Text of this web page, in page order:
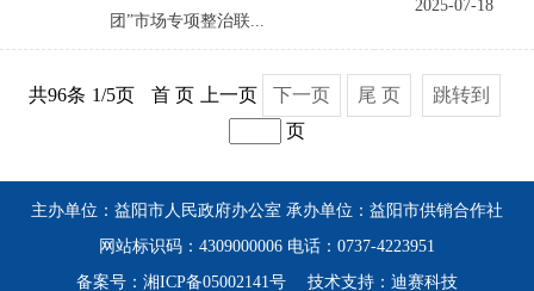
团”市场专项整治联...
2025-07-18
共96条 1/5页 首 页 上一页 下一页 尾 页
跳转到
页
主办单位：益阳市人民政府办公室 承办单位：益阳市供销合作社
网站标识码：4309000006 电话：0737-4223951
备案号：湘ICP备05002141号 技术支持：迪赛科技